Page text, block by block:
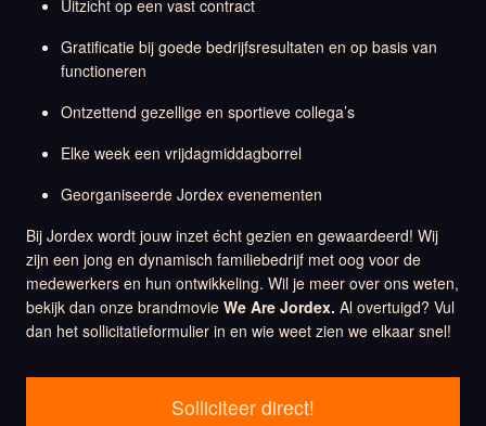
Uitzicht op een vast contract
Gratificatie bij goede bedrijfsresultaten en op basis van
functioneren
Ontzettend gezellige en sportieve collega’s
Elke week een vrijdagmiddagborrel
Georganiseerde Jordex evenementen
Bij Jordex wordt jouw inzet écht gezien en gewaardeerd! Wij
zijn een jong en dynamisch familiebedrijf met oog voor de
medewerkers en hun ontwikkeling. Wil je meer over ons weten,
bekijk dan onze brandmovie We Are Jordex. Al overtuigd? Vul
dan het sollicitatieformulier in en wie weet zien we elkaar snel!
Solliciteer direct!